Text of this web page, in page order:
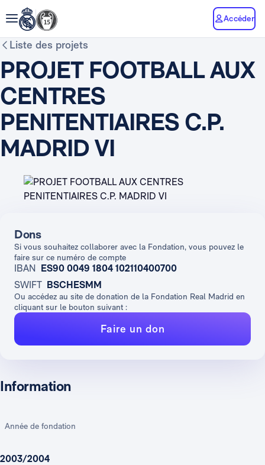
Accéder
Liste des projets
PROJET FOOTBALL AUX
CENTRES
PENITENTIAIRES C.P.
MADRID VI
Information
Année de fondation
2003/2004
Dons
Si vous souhaitez collaborer avec la Fondation, vous pouvez le
faire sur ce numéro de compte
IBAN ES90 0049 1804 102110400700
SWIFT BSCHESMM
Ou accédez au site de donation de la Fondation Real Madrid en
cliquant sur le bouton suivant :
Faire un don